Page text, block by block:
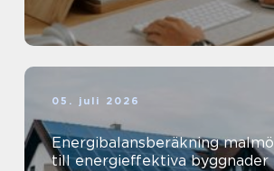
05. juli 2026
Energibalansberäkning malmö nyckeln
till energieffektiva byggnader